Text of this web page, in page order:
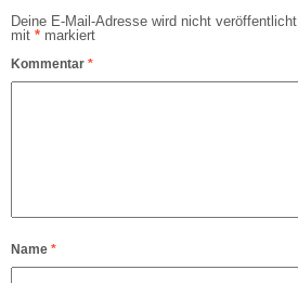
Deine E-Mail-Adresse wird nicht veröffentlicht.
mit * markiert
Kommentar *
Name *